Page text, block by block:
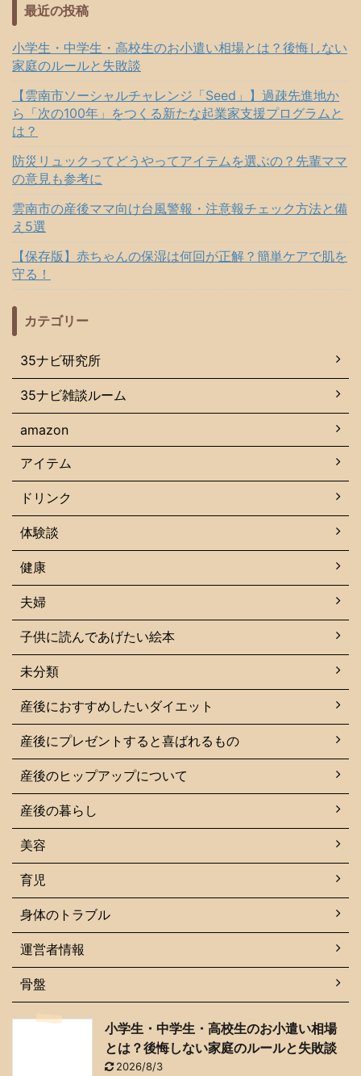
最近の投稿
小学生・中学生・高校生のお小遣い相場とは？後悔しない
家庭のルールと失敗談
【雲南市ソーシャルチャレンジ「Seed」】過疎先進地か
ら「次の100年」をつくる新たな起業家支援プログラムと
は？
防災リュックってどうやってアイテムを選ぶの？先輩ママ
の意見も参考に
雲南市の産後ママ向け台風警報・注意報チェック方法と備
え5選
【保存版】赤ちゃんの保湿は何回が正解？簡単ケアで肌を
守る！
カテゴリー
35ナビ研究所
35ナビ雑談ルーム
amazon
アイテム
ドリンク
体験談
健康
夫婦
子供に読んであげたい絵本
未分類
産後におすすめしたいダイエット
産後にプレゼントすると喜ばれるもの
産後のヒップアップについて
産後の暮らし
美容
育児
身体のトラブル
運営者情報
骨盤
小学生・中学生・高校生のお小遣い相場
とは？後悔しない家庭のルールと失敗談
2026/8/3